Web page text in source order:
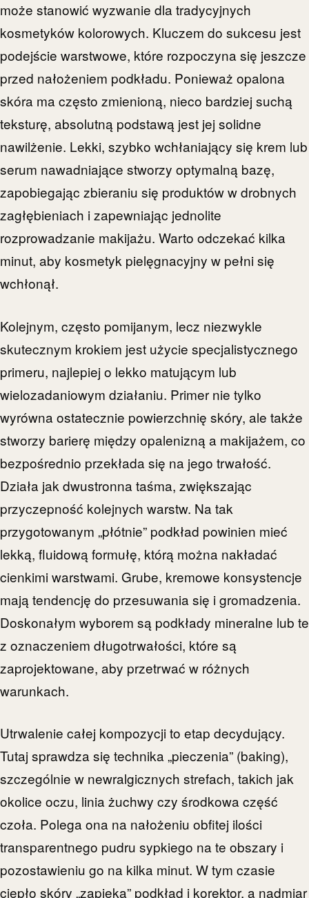
może stanowić wyzwanie dla tradycyjnych
kosmetyków kolorowych. Kluczem do sukcesu jest
podejście warstwowe, które rozpoczyna się jeszcze
przed nałożeniem podkładu. Ponieważ opalona
skóra ma często zmienioną, nieco bardziej suchą
teksturę, absolutną podstawą jest jej solidne
nawilżenie. Lekki, szybko wchłaniający się krem lub
serum nawadniające stworzy optymalną bazę,
zapobiegając zbieraniu się produktów w drobnych
zagłębieniach i zapewniając jednolite
rozprowadzanie makijażu. Warto odczekać kilka
minut, aby kosmetyk pielęgnacyjny w pełni się
wchłonął.
Kolejnym, często pomijanym, lecz niezwykle
skutecznym krokiem jest użycie specjalistycznego
primeru, najlepiej o lekko matującym lub
wielozadaniowym działaniu. Primer nie tylko
wyrówna ostatecznie powierzchnię skóry, ale także
stworzy barierę między opalenizną a makijażem, co
bezpośrednio przekłada się na jego trwałość.
Działa jak dwustronna taśma, zwiększając
przyczepność kolejnych warstw. Na tak
przygotowanym „płótnie” podkład powinien mieć
lekką, fluidową formułę, którą można nakładać
cienkimi warstwami. Grube, kremowe konsystencje
mają tendencję do przesuwania się i gromadzenia.
Doskonałym wyborem są podkłady mineralne lub te
z oznaczeniem długotrwałości, które są
zaprojektowane, aby przetrwać w różnych
warunkach.
Utrwalenie całej kompozycji to etap decydujący.
Tutaj sprawdza się technika „pieczenia” (baking),
szczególnie w newralgicznych strefach, takich jak
okolice oczu, linia żuchwy czy środkowa część
czoła. Polega ona na nałożeniu obfitej ilości
transparentnego pudru sypkiego na te obszary i
pozostawieniu go na kilka minut. W tym czasie
ciepło skóry „zapieka” podkład i korektor, a nadmiar